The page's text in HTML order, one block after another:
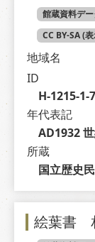
館蔵資料デ
CC BY-SA (
地域名
ID
H-1215-1-
年代表記
AD1932
所蔵
国立歴史
絵葉書